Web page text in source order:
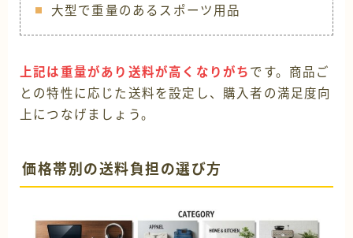
大型で重量のあるスポーツ用品
上記は重量があり送料が高くなりがち です。商品ご
との特性に応じた送料を設定し、購入者の満足度向
上につなげましょう。
価格帯別の送料負担の選び方